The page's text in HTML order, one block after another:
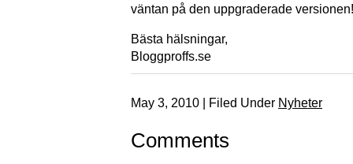
väntan på den uppgraderade versionen!
Bästa hälsningar,
Bloggproffs.se
May 3, 2010 | Filed Under Nyheter
Comments